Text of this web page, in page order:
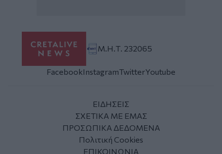
Μ.Η.Τ. 232065
FacebookInstagramTwitterYoutube
ΕΙΔΗΣΕΙΣ
ΣΧΕΤΙΚΑ ΜΕ ΕΜΑΣ
ΠΡΟΣΩΠΙΚΑ ΔΕΔΟΜΕΝΑ
Πολιτική Cookies
ΕΠΙΚΟΙΝΩΝΙΑ